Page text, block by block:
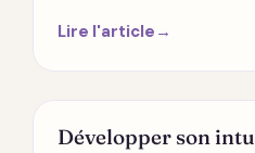
Lire l'article →
SPIRITUALITÉ
Développer son